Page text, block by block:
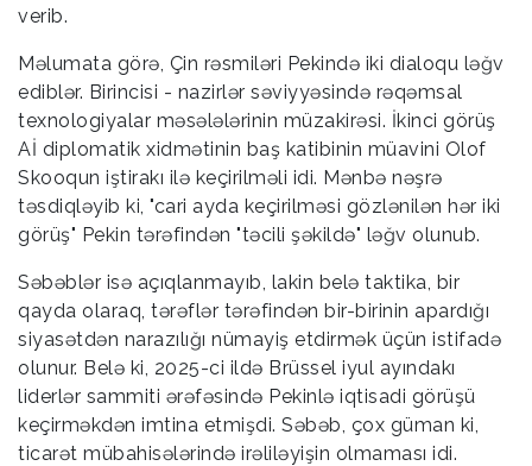
verib.
Məlumata görə, Çin rəsmiləri Pekində iki dialoqu ləğv
ediblər. Birincisi - nazirlər səviyyəsində rəqəmsal
texnologiyalar məsələlərinin müzakirəsi. İkinci görüş
Aİ diplomatik xidmətinin baş katibinin müavini Olof
Skooqun iştirakı ilə keçirilməli idi. Mənbə nəşrə
təsdiqləyib ki, "cari ayda keçirilməsi gözlənilən hər iki
görüş" Pekin tərəfindən "təcili şəkildə" ləğv olunub.
Səbəblər isə açıqlanmayıb, lakin belə taktika, bir
qayda olaraq, tərəflər tərəfindən bir-birinin apardığı
siyasətdən narazılığı nümayiş etdirmək üçün istifadə
olunur. Belə ki, 2025-ci ildə Brüssel iyul ayındakı
liderlər sammiti ərəfəsində Pekinlə iqtisadi görüşü
keçirməkdən imtina etmişdi. Səbəb, çox güman ki,
ticarət mübahisələrində irəliləyişin olmaması idi.